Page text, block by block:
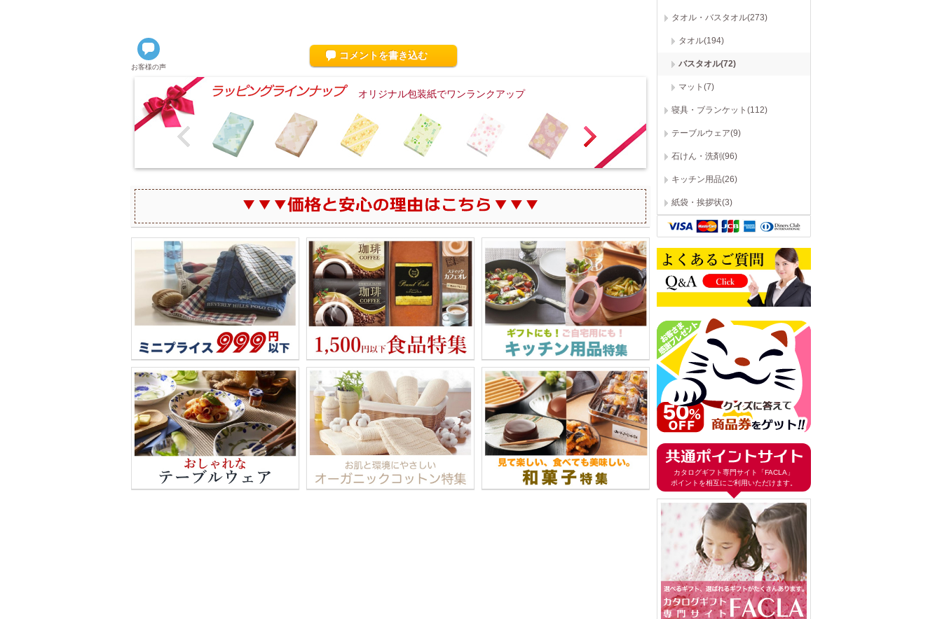
お客様の声
コメントを書き込む
オリジナル包装紙でワンランクアップ
タオル・バスタオル(273)
タオル(194)
バスタオル(72)
マット(7)
寝具・ブランケット(112)
テーブルウェア(9)
石けん・洗剤(96)
キッチン用品(26)
紙袋・挨拶状(3)
カタログギフト専門サイト「FACLA」
ポイントを相互にご利用いただけます。